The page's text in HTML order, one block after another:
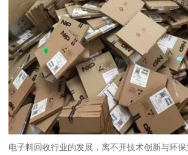
电子料回收行业的发展，离不开技术创新与环保